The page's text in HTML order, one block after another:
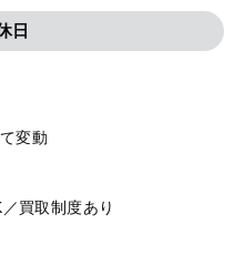
日
変動
買取制度あり